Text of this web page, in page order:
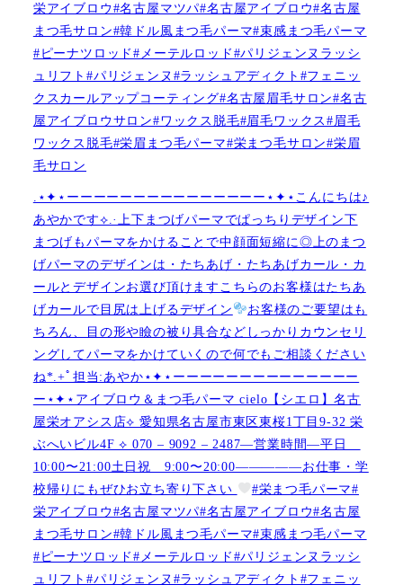
栄アイブロウ#名古屋マツパ#名古屋アイブロウ#名古屋
まつ毛サロン#韓ドル風まつ毛パーマ#束感まつ毛パーマ
#ピーナツロッド#メーテルロッド#パリジェンヌラッシ
ュリフト#パリジェンヌ#ラッシュアディクト#フェニッ
クスカールアップコーティング#名古屋眉毛サロン#名古
屋アイブロウサロン#ワックス脱毛#眉毛ワックス#眉毛
ワックス脱毛#栄眉まつ毛パーマ#栄まつ毛サロン#栄眉
毛サロン
.⋆✦⋆ーーーーーーーーーーーーーーー⋆✦⋆こんにちは♪
あやかです︎⟡.·上下まつげパーマでぱっちりデザイン下
まつげもパーマをかけることで中顔面短縮に◎上のまつ
げパーマのデザインは・たちあげ・たちあげカール・カ
ールとデザインお選び頂けますこちらのお客様はたちあ
げカールで目尻は上げるデザイン
お客様のご要望はも
ちろん、目の形や瞼の被り具合などしっかりカウンセリ
ングしてパーマをかけていくので何でもご相談ください
ね︎︎︎*.+ﾟ担当:あやか⋆✦⋆ーーーーーーーーーーーーーー
ー⋆✦⋆アイブロウ＆まつ毛パーマ cielo【シエロ】名古
屋栄オアシス店︎︎⟡ 愛知県名古屋市東区東桜1丁目9-32 栄
ぶへいビル4F ︎︎⟡ 070 – 9092 – 2487—営業時間—平日
10:00〜21:00土日祝 9:00〜20:00—————お仕事・学
校帰りにもぜひお立ち寄り下さい
#栄まつ毛パーマ#
栄アイブロウ#名古屋マツパ#名古屋アイブロウ#名古屋
まつ毛サロン#韓ドル風まつ毛パーマ#束感まつ毛パーマ
#ピーナツロッド#メーテルロッド#パリジェンヌラッシ
ュリフト#パリジェンヌ#ラッシュアディクト#フェニッ